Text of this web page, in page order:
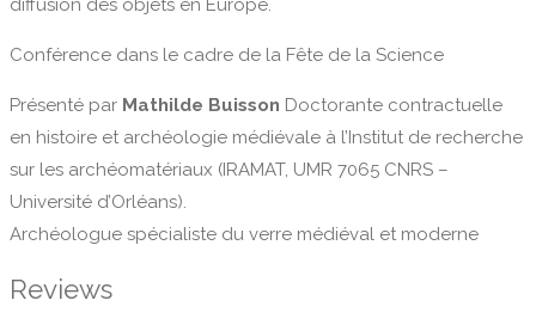
diffusion des objets en Europe.
Conférence dans le cadre de la Fête de la Science
Présenté par Mathilde Buisson Doctorante contractuelle
en histoire et archéologie médiévale à l’Institut de recherche
sur les archéomatériaux (IRAMAT, UMR 7065 CNRS –
Université d’Orléans).
Archéologue spécialiste du verre médiéval et moderne
Reviews